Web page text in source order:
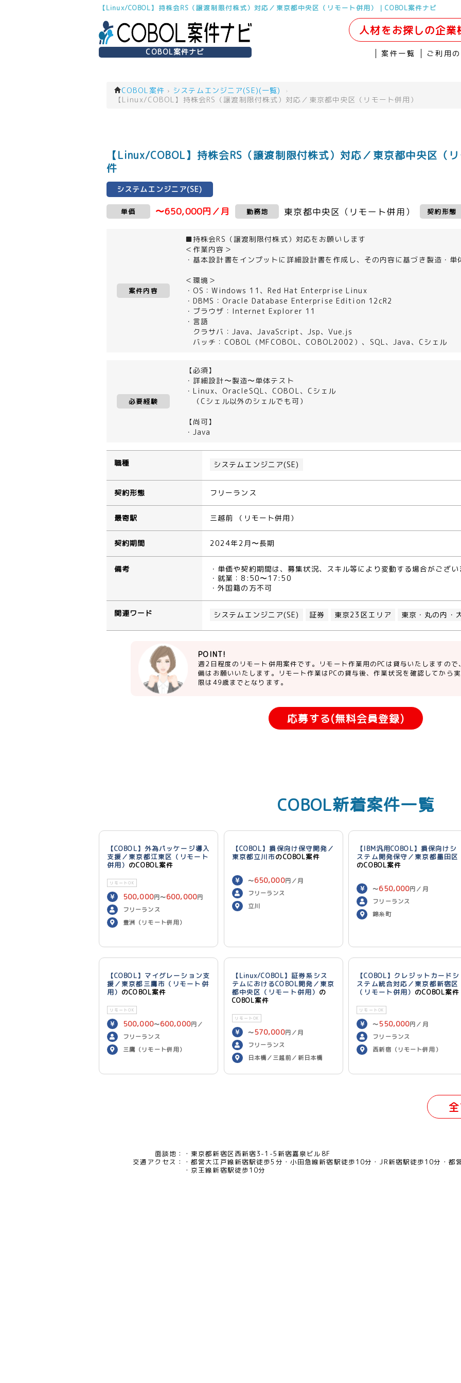
【Linux/COBOL】持株会RS（譲渡制限付株式）対応／東京都中央区（リモート併用）｜COBOL案件ナビ
COBOL案件ナビ
人材をお探しの企業
案件一覧 ご利用
COBOL案件 › システムエンジニア(SE)(一覧)
›
【Linux/COBOL】持株会RS（譲渡制限付株式）対応／東京都中央区（リモート併用）
【Linux/COBOL】持株会RS（譲渡制限付株式）対応／東京都中央区（
件
システムエンジニア(SE)
単価 〜650,000円／月 勤務地 東京都中央区（リモート併用） 契約形態
案件内容
■持株会RS（譲渡制限付株式）対応をお願いします
＜作業内容＞
・基本設計書をインプットに詳細設計書を作成し、その内容に基づき製造・単
＜環境＞
・OS：Windows 11、Red Hat Enterprise Linux
・DBMS：Oracle Database Enterprise Edition 12cR2
・ブラウザ：Internet Explorer 11
・言語
クラサバ：Java、JavaScript、Jsp、Vue.js
バッチ：COBOL（MFCOBOL、COBOL2002）、SQL、Java、Cシェル
必要経験
【必須】
・詳細設計〜製造〜単体テスト
・Linux、OracleSQL、COBOL、Cシェル
（Cシェル以外のシェルでも可）
【尚可】
・Java
職種 システムエンジニア(SE)
契約形態 フリーランス
最寄駅 三越前 （リモート併用）
契約期間 2024年2月〜長期
備考
・単価や契約期間は、募集状況、スキル等により変動する場合がござい
・就業：8:50〜17:50
・外国籍の方不可
関連ワード システムエンジニア(SE) 証券 東京23区エリア 東京・丸の内・
POINT!
週2日程度のリモート併用案件です。リモート作業用のPCは貸与いたしますの
備はお願いいたします。リモート作業はPCの貸与後、作業状況を確認してから
限は49歳までとなります。
応募する(無料会員登録)
COBOL新着案件一覧
【COBOL】外為パッケージ導入
支援／東京都江東区（リモート
併用） のCOBOL案件
リモートOK
500,000円〜600,000円
／月
フリーランス
豊洲（リモート併用）
【COBOL】損保向け保守開発／
東京都立川市のCOBOL案件
〜650,000円／月
フリーランス
立川
【IBM汎用COBOL】損保向けシ
ステム開発保守／東京都墨田区
のCOBOL案件
〜650,000円／月
フリーランス
錦糸町
【COBOL】マイグレーション支
援／東京都三鷹市（リモート併
用） のCOBOL案件
リモートOK
500,000〜600,000円／
月
フリーランス
三鷹（リモート併用）
【Linux/COBOL】証券系シス
テムにおけるCOBOL開発／東京
都中央区（リモート併用） の
COBOL案件
リモートOK
〜 570,000円／月
フリーランス
日本橋／三越前／新日本橋
【COBOL】クレジットカードシ
ステム統合対応／東京都新宿区
（リモート併用） のCOBOL案件
リモートOK
〜 550,000円／月
フリーランス
西新宿（リモート併用）
面談地：
東京都新宿区西新宿3-1-5新宿嘉泉ビル8F
交通アクセス：
都営大江戸線新宿駅徒歩5分 小田急線新宿駅徒歩10分 JR新宿駅徒歩10分
都
京王線新宿駅徒歩10分